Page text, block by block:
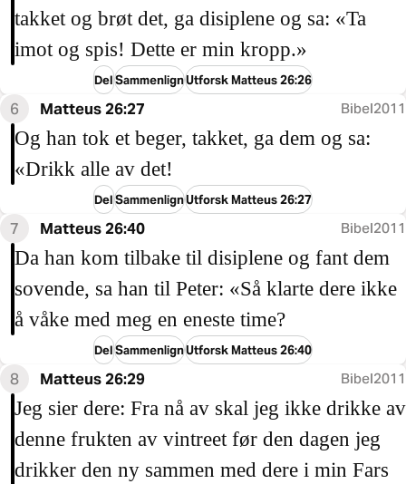
takket og brøt det, ga disiplene og sa: «Ta
imot og spis! Dette er min kropp.»
DelSammenlignUtforsk Matteus 26:26
6 Matteus 26:27 Bibel2011
Og han tok et beger, takket, ga dem og sa:
«Drikk alle av det!
DelSammenlignUtforsk Matteus 26:27
7 Matteus 26:40 Bibel2011
Da han kom tilbake til disiplene og fant dem
sovende, sa han til Peter: «Så klarte dere ikke
å våke med meg en eneste time?
DelSammenlignUtforsk Matteus 26:40
8 Matteus 26:29 Bibel2011
Jeg sier dere: Fra nå av skal jeg ikke drikke av
denne frukten av vintreet før den dagen jeg
drikker den ny sammen med dere i min Fars